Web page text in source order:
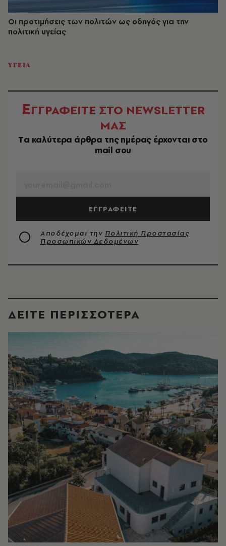
Οι προτιμήσεις των πολιτών ως οδηγός για την
πολιτική υγείας
ΥΓΕΙΑ
ΕΓΓΡΑΦΕΙΤΕ ΣΤΟ NEWSLETTER
ΜΑΣ
Tα καλύτερα άρθρα της ημέρας έρχονται στο
mail σου
ΕΓΓΡΑΦΕΙΤΕ
Αποδέχομαι την Πολιτική Προστασίας
Προσωπικών Δεδομένων
ΔΕΙΤΕ ΠΕΡΙΣΣΟΤΕΡΑ